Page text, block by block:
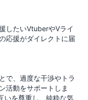
したいVtuberやVライ
応援がダイレクトに届
で、過度な干渉やトラ
活動をサポートしま
いを尊重し、純粋な気